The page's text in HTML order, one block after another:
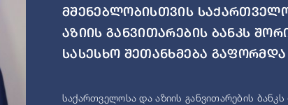
მშენებლობისთვის
აზიის განვითარების ბანკს
სასესხო შეთანხმება გაფორმდა
საქართველოსა და აზიის განვითარების ბანკს